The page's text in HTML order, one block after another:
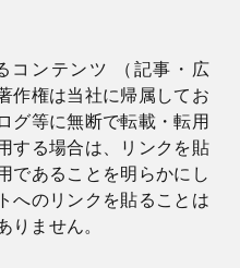
コンテンツ （記事・広
作権は当社に帰属してお
グ等に無断で転載・転用
する場合は、リンクを貼
であることを明らかにし
へのリンクを貼ることは
りません。